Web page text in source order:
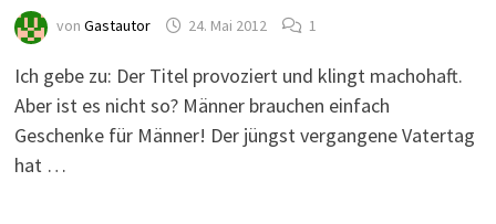
von Gastautor 24. Mai 2012 1
Ich gebe zu: Der Titel provoziert und klingt machohaft.
Aber ist es nicht so? Männer brauchen einfach
Geschenke für Männer! Der jüngst vergangene Vatertag
hat …